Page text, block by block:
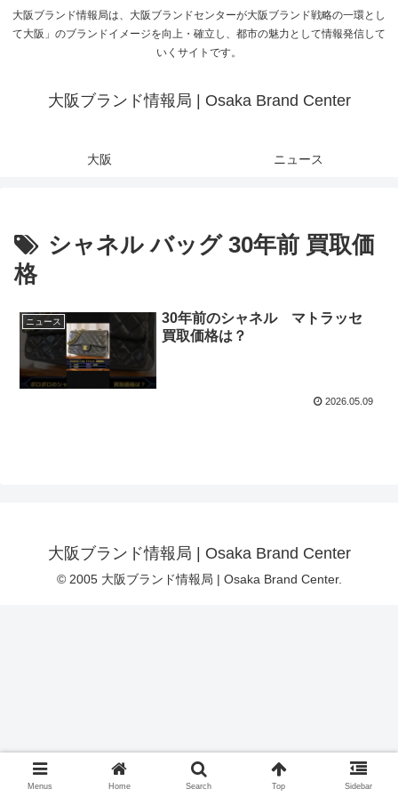
大阪ブランド情報局は、大阪ブランドセンターが大阪ブランド戦略の一環とし
て大阪」のブランドイメージを向上・確立し、都市の魅力として情報発信して
いくサイトです。
大阪ブランド情報局 | Osaka Brand Center
大阪 ニュース
シャネル バッグ 30年前 買取価
格
ニュース
30年前のシャネル マトラッセ
買取価格は？
2026.05.09
大阪ブランド情報局 | Osaka Brand Center
© 2005 大阪ブランド情報局 | Osaka Brand Center.
Menus Home Search Top Sidebar